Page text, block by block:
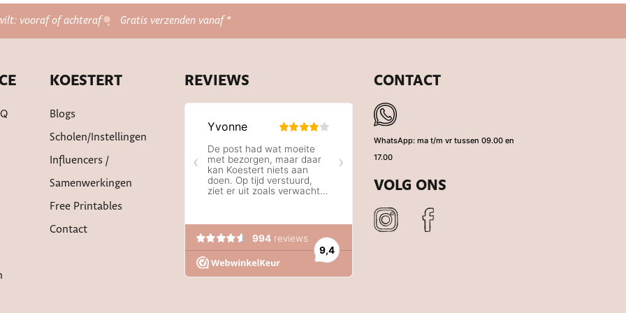
vooraf of achteraf Gratis verzenden vanaf *
KOESTERT
Blogs
Scholen/instellingen
Influencers /
Samenwerkingen
Free Printables
Contact
REVIEWS CONTACT
WhatsApp: ma t/m vr tussen 09.00 en
17.00
VOLG ONS